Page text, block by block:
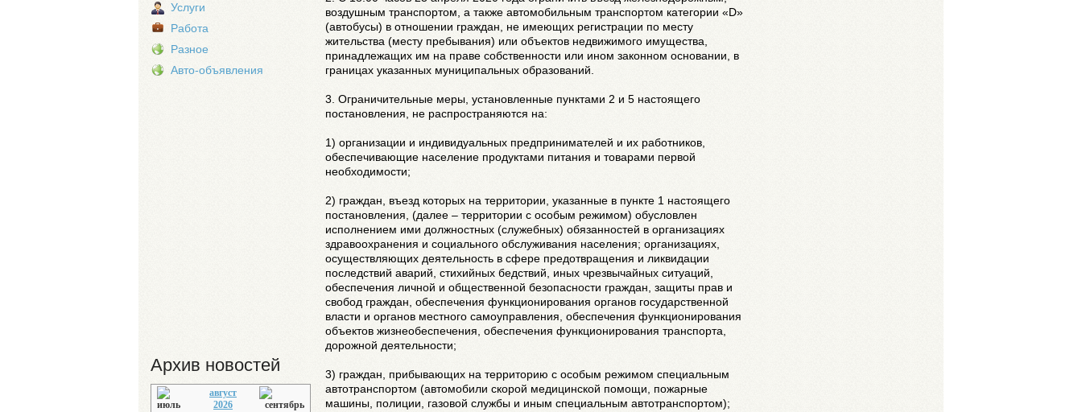
Услуги
Работа
Разное
Авто-объявления
Архив новостей
август
2026
воздушным транспортом, а также автомобильным транспортом категории «D»
(автобусы) в отношении граждан, не имеющих регистрации по месту
жительства (месту пребывания) или объектов недвижимого имущества,
принадлежащих им на праве собственности или ином законном основании, в
границах указанных муниципальных образований.
3. Ограничительные меры, установленные пунктами 2 и 5 настоящего
постановления, не распространяются на:
1) организации и индивидуальных предпринимателей и их работников,
обеспечивающие население продуктами питания и товарами первой
необходимости;
2) граждан, въезд которых на территории, указанные в пункте 1 настоящего
постановления, (далее – территории с особым режимом) обусловлен
исполнением ими должностных (служебных) обязанностей в организациях
здравоохранения и социального обслуживания населения; организациях,
осуществляющих деятельность в сфере предотвращения и ликвидации
последствий аварий, стихийных бедствий, иных чрезвычайных ситуаций,
обеспечения личной и общественной безопасности граждан, защиты прав и
свобод граждан, обеспечения функционирования органов государственной
власти и органов местного самоуправления, обеспечения функционирования
объектов жизнеобеспечения, обеспечения функционирования транспорта,
дорожной деятельности;
3) граждан, прибывающих на территорию с особым режимом специальным
автотранспортом (автомобили скорой медицинской помощи, пожарные
машины, полиции, газовой службы и иным специальным автотранспортом);